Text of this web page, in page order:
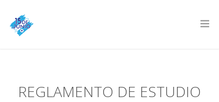
REGLAMENTO DE ESTUDIO